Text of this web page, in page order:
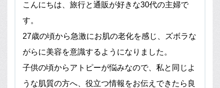
こんにちは、旅行と通販が好きな30代の主婦で
す。
27歳の頃から急激にお肌の老化を感じ、ズボラな
がらに美容を意識するようになりました。
子供の頃からアトピーが悩みなので、私と同じよ
うな肌質の方へ、役立つ情報をお伝えできたら良